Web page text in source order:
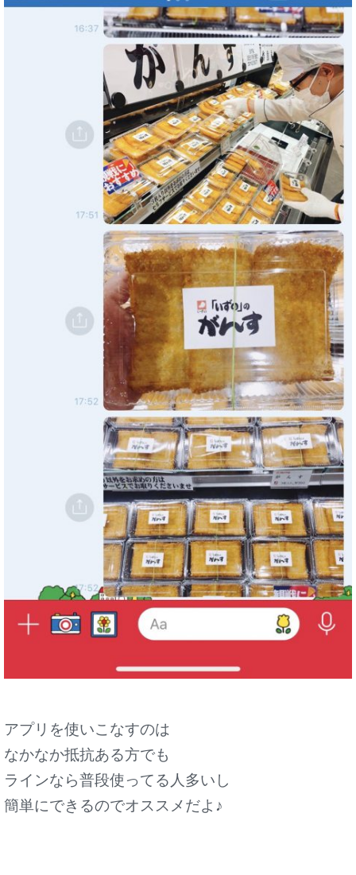
アプリを使いこなすのは
なかなか抵抗ある方でも
ラインなら普段使ってる人多いし
簡単にできるのでオススメだよ♪